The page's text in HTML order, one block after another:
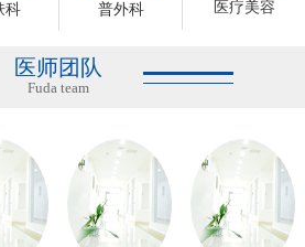
科 普外科 医疗美容
医师团队
Fuda team